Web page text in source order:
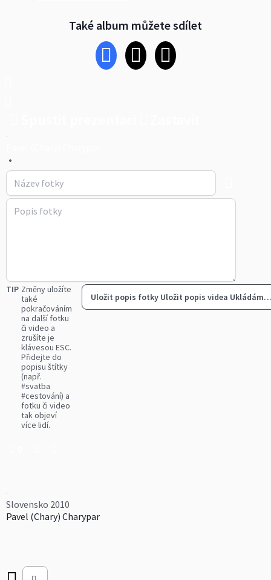
Také album můžete sdílet
•
TIP Změny uložíte
také
pokračováním
na další fotku
či video a
zrušíte je
klávesou ESC.
Přidejte do
popisu štítky
(např.
#svatba
#cestování) a
fotku či video
tak objeví
více lidí.
Uložit popis fotky Uložit popis videa
Slovensko 2010
Pavel (Chary) Charypar